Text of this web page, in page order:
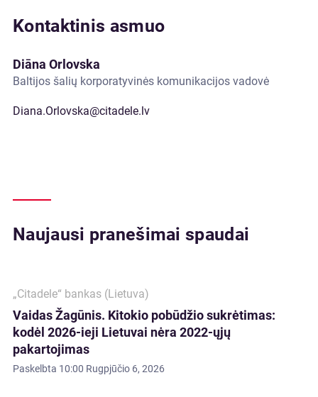
Kontaktinis asmuo
Diāna Orlovska
Baltijos šalių korporatyvinės komunikacijos vadovė
Diana.Orlovska@citadele.lv
Naujausi pranešimai spaudai
„Citadele“ bankas (Lietuva)
Vaidas Žagūnis. Kitokio pobūdžio sukrėtimas:
kodėl 2026-ieji Lietuvai nėra 2022-ųjų
pakartojimas
Paskelbta 10:00 Rugpjūčio 6, 2026